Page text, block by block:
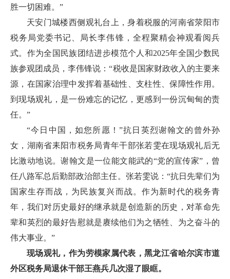
胜一切困难。”
天安门城楼西侧观礼台上，身着税服的河南省荥阳市
税务局党委书记、局长李伟锋，全程聚精会神观看阅兵
式。作为全国民族团结进步模范个人和2025年全国少数民
族参观团成员，李伟锋说：“税收是国家财政收入的主要来
源，在国家治理中发挥着基础性、支柱性、保障性作用。
到现场观礼，是一份难忘的记忆，更感到一份沉甸甸的责
任。”
“今日中国，如您所愿！”抗日英烈谢翰文的曾外孙
女，湖南省耒阳市税务局青年干部张若雯在现场观礼后无
比激动地说。谢翰文是一位能文能武的“党的宣传家”，曾
任八路军总后勤部政治部主任。张若雯说：“抗日先辈们为
国家生存而战，为民族复兴而战。作为新时代的税务青
年，我们对历史最好的继承就是创造新的历史，对革命先
辈和英烈的最好告慰就是赓续他们为之牺牲、为之奋斗的
伟大事业。”
现场观礼，作为劳模家属代表，黑龙江省哈尔滨市道
外区税务局退休干部王燕兵几次湿了眼眶。